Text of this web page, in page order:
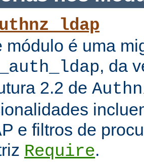
módulo é uma
, da
2.2 de
e filtros de
Require.